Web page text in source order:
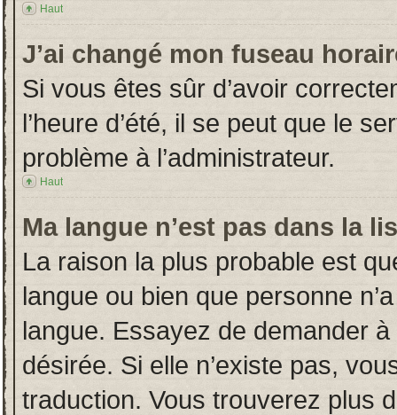
Haut
J’ai changé mon fuseau
Si vous êtes sûr d’avoir
l’heure d’été, il se peut que le
problème à l’administrateur.
Haut
Ma langue n’est pas dans la
La raison la plus probable est
langue ou bien que personne
langue. Essayez de demander à
désirée. Si elle n’existe pas,
traduction. Vous trouverez plus